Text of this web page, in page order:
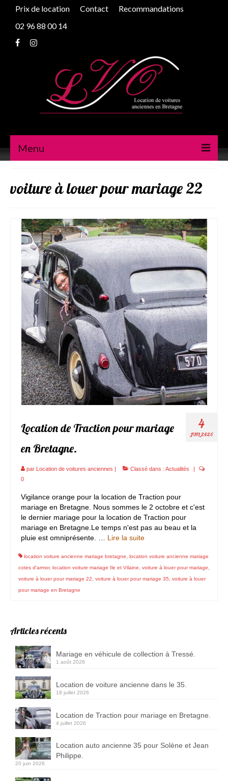
Prix de location Contact
Recommandations
02 96 88 00 14
Menu
Traction
2cv
Contact
Déco&Photos
Décoration de voiture
Photos de mariage
voiture à louer pour mariage 22
4
JUIL 2026
Location de Traction pour mariage
en Bretagne.
par Location de voitures anciennes | Classé dans : Actualités
|
0
Vigilance orange pour la location de Traction pour
mariage en Bretagne. Nous sommes le 2 octobre et c'est
le dernier mariage pour la location de Traction pour
mariage en Bretagne.Le temps n'est pas au beau et la
pluie est omniprésente. … Lire la suite­­
location voiture ancienne mariage bretagne
location voiture ancienne mariage
cotes d'armor, location voiture mariage Ile et Vilaine voiture à louer pour mariage
voiture à louer pour mariage 22
voiture à louer pour mariage 35
voiture à louer
pour mariage en Bretagne
Articles récents
Mariage en véhicule de collection à Tressé.
1 août 2026
Location de voiture ancienne dans le 35.
18 juillet 2026
Location de Traction pour mariage en Bretagne.
4 juillet 2026
Location auto ancienne 35 pour Solène et Jean
Philippe.
20 juin 2026